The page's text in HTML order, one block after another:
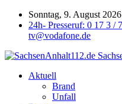
Sonntag, 9. August 2026
24h- Presseruf: 0 17 3 /
tv@vodafone.de
Aktuell
Brand
Unfall